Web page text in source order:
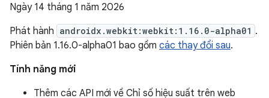
Ngày 14 tháng 1 năm 2026
Phát hành androidx.webkit:webkit:1.16.0-alpha01 .
Phiên bản 1.16.0-alpha01 bao gồm các thay đổi sau.
Tính năng mới
Thêm các API mới về Chỉ số hiệu suất trên web